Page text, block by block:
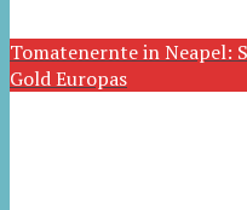
Tomatenernte in Neapel:
Gold Europas